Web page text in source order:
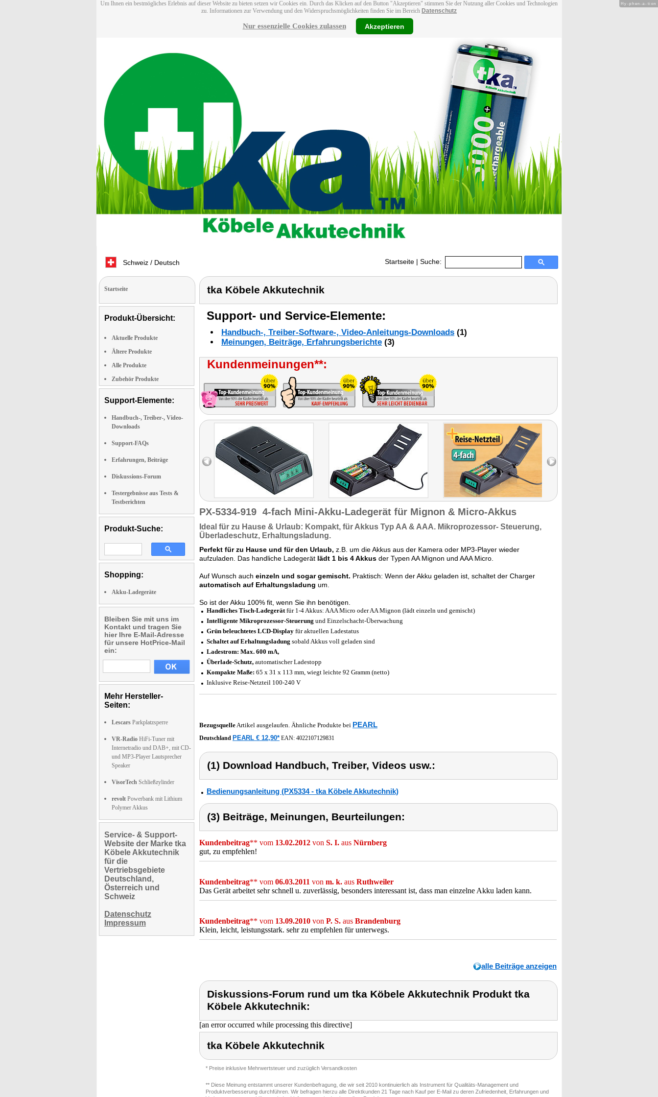
Um Ihnen ein bestmögliches Erlebnis auf dieser Website zu bieten setzen wir Cookies ein. Durch das Klicken auf den Button "Akzeptieren" stimmen Sie der Nutzung aller Cookies und Technologien
zu. Informationen zur Verwendung und den Widerspruchsmöglichkeiten finden Sie im Bereich Datenschutz
Nur essenzielle Cookies zulassen Akzeptieren
Schweiz / Deutsch Startseite | Suche:
Startseite
Produkt-Übersicht:
Aktuelle Produkte
Ältere Produkte
Alle Produkte
Zubehör Produkte
Support-Elemente:
Handbuch-, Treiber-, Video-
Downloads
Support-FAQs
Erfahrungen, Beiträge
Diskussions-Forum
Testergebnisse aus Tests &
Testberichten
Produkt-Suche:
Shopping:
Akku-Ladegeräte
Bleiben Sie mit uns im
Kontakt und tragen Sie
hier Ihre E-Mail-Adresse
für unsere HotPrice-Mail
ein:
Mehr Hersteller-
Seiten:
Lescars Parkplatzsperre
VR-Radio HiFi-Tuner mit
Internetradio und DAB+, mit CD-
und MP3-Player Lautsprecher
Speaker
VisorTech Schließzylinder
revolt Powerbank mit Lithium
Polymer Akkus
Service- & Support-
Website der Marke tka
Köbele Akkutechnik
für die
Vertriebsgebiete
Deutschland,
Österreich und
Schweiz
Datenschutz
Impressum
tka Köbele Akkutechnik
Support- und Service-Elemente:
Handbuch-, Treiber-Software-, Video-Anleitungs-Downloads (1)
Meinungen, Beiträge, Erfahrungsberichte (3)
Kundenmeinungen**:
PX-5334-919 4-fach Mini-Akku-Ladegerät für Mignon & Micro-Akkus
Ideal für zu Hause & Urlaub: Kompakt, für Akkus Typ AA & AAA. Mikroprozessor- Steuerung,
Überladeschutz, Erhaltungsladung.
Perfekt für zu Hause und für den Urlaub, z.B. um die Akkus aus der Kamera oder MP3-Player wieder
aufzuladen. Das handliche Ladegerät lädt 1 bis 4 Akkus der Typen AA Mignon und AAA Micro.
Auf Wunsch auch einzeln und sogar gemischt. Praktisch: Wenn der Akku geladen ist, schaltet der Charger
automatisch auf Erhaltungsladung um.
So ist der Akku 100% fit, wenn Sie ihn benötigen.
Handliches Tisch-Ladegerätfür 1-4 Akkus: AAA Micro oder AA Mignon (lädt einzeln und gemischt)
Intelligente Mikroprozessor-Steuerung und Einzelschacht-Überwachung
Grün beleuchtetes LCD-Display für aktuellen Ladestatus
Schaltet auf Erhaltungsladung sobald Akkus voll geladen sind
Ladestrom: Max. 600 mA,
Überlade-Schutz, automatischer Ladestopp
Kompakte Maße: 65 x 31 x 113 mm, wiegt leichte 92 Gramm (netto)
Inklusive Reise-Netzteil 100-240 V
BezugsquelleArtikel ausgelaufen. Ähnliche Produkte bei PEARL
Deutschland PEARL € 12,90* EAN: 4022107129831
(1) Download Handbuch, Treiber, Videos usw.:
Bedienungsanleitung (PX5334 - tka Köbele Akkutechnik)
(3) Beiträge, Meinungen, Beurteilungen:
Kundenbeitrag** vom 13.02.2012 von S. I. aus Nürnberg
gut, zu empfehlen!
Kundenbeitrag** vom 06.03.2011 von m. k. aus Ruthweiler
Das Gerät arbeitet sehr schnell u. zuverlässig, besonders interessant ist, dass man einzelne Akku laden kann.
Kundenbeitrag** vom 13.09.2010 von P. S. aus Brandenburg
Klein, leicht, leistungsstark. sehr zu empfehlen für unterwegs.
alle Beiträge anzeigen
Diskussions-Forum rund um tka Köbele Akkutechnik Produkt tka
Köbele Akkutechnik:
[an error occurred while processing this directive]
tka Köbele Akkutechnik
* Preise inklusive Mehrwertsteuer und zuzüglich Versandkosten
** Diese Meinung entstammt unserer Kundenbefragung, die wir seit 2010 kontinuierlich als Instrument für Qualitäts-Management und
Produktverbesserung durchführen. Wir befragen hierzu alle Direktkunden 21 Tage nach Kauf per E-Mail zu deren Zufriedenheit, Erfahrungen und
Hy-phen-a-tion